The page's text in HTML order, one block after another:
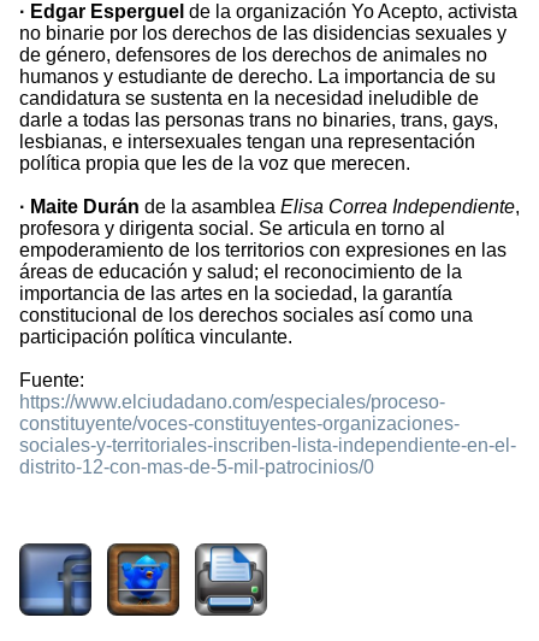
· Edgar Esperguel de la organización Yo Acepto, activista
no binarie por los derechos de las disidencias sexuales y
de género, defensores de los derechos de animales no
humanos y estudiante de derecho. La importancia de su
candidatura se sustenta en la necesidad ineludible de
darle a todas las personas trans no binaries, trans, gays,
lesbianas, e intersexuales tengan una representación
política propia que les de la voz que merecen.
· Maite Durán de la asamblea Elisa Correa Independiente,
profesora y dirigenta social. Se articula en torno al
empoderamiento de los territorios con expresiones en las
áreas de educación y salud; el reconocimiento de la
importancia de las artes en la sociedad, la garantía
constitucional de los derechos sociales así como una
participación política vinculante.
Fuente:
https://www.elciudadano.com/especiales/proceso-
constituyente/voces-constituyentes-organizaciones-
sociales-y-territoriales-inscriben-lista-independiente-en-el-
distrito-12-con-mas-de-5-mil-patrocinios/0